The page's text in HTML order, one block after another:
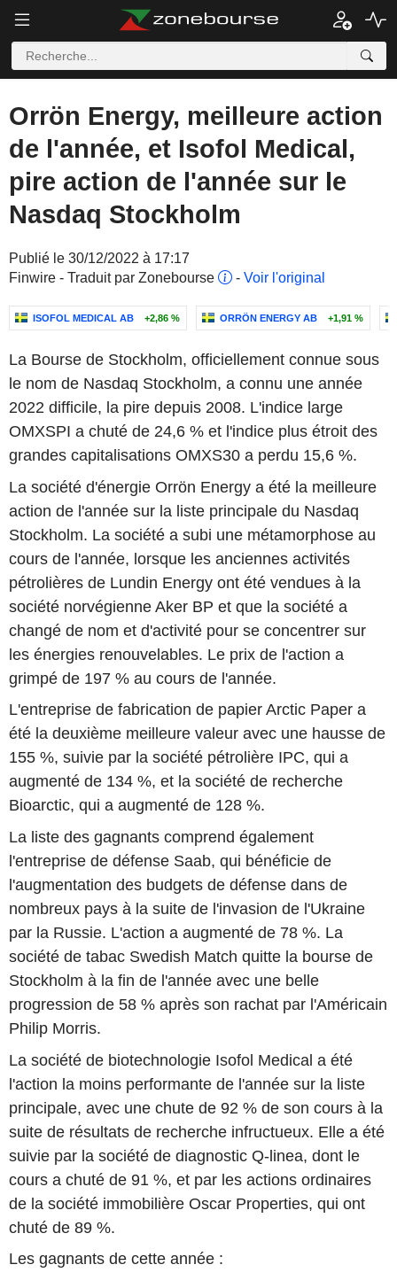
Orrön Energy, meilleure action
de l'année, et Isofol Medical,
pire action de l'année sur le
Nasdaq Stockholm
Publié le 30/12/2022 à 17:17
Finwire - Traduit par Zonebourse
- Voir l'original
ISOFOL MEDICAL AB +2,86 % ORRÖN ENERGY AB +1,91 %
La Bourse de Stockholm, officiellement connue sous
le nom de Nasdaq Stockholm, a connu une année
2022 difficile, la pire depuis 2008. L'indice large
OMXSPI a chuté de 24,6 % et l'indice plus étroit des
grandes capitalisations OMXS30 a perdu 15,6 %.
La société d'énergie Orrön Energy a été la meilleure
action de l'année sur la liste principale du Nasdaq
Stockholm. La société a subi une métamorphose au
cours de l'année, lorsque les anciennes activités
pétrolières de Lundin Energy ont été vendues à la
société norvégienne Aker BP et que la société a
changé de nom et d'activité pour se concentrer sur
les énergies renouvelables. Le prix de l'action a
grimpé de 197 % au cours de l'année.
L'entreprise de fabrication de papier Arctic Paper a
été la deuxième meilleure valeur avec une hausse de
155 %, suivie par la société pétrolière IPC, qui a
augmenté de 134 %, et la société de recherche
Bioarctic, qui a augmenté de 128 %.
La liste des gagnants comprend également
l'entreprise de défense Saab, qui bénéficie de
l'augmentation des budgets de défense dans de
nombreux pays à la suite de l'invasion de l'Ukraine
par la Russie. L'action a augmenté de 78 %. La
société de tabac Swedish Match quitte la bourse de
Stockholm à la fin de l'année avec une belle
progression de 58 % après son rachat par l'Américain
Philip Morris.
La société de biotechnologie Isofol Medical a été
l'action la moins performante de l'année sur la liste
principale, avec une chute de 92 % de son cours à la
suite de résultats de recherche infructueux. Elle a été
suivie par la société de diagnostic Q-linea, dont le
cours a chuté de 91 %, et par les actions ordinaires
de la société immobilière Oscar Properties, qui ont
chuté de 89 %.
Les gagnants de cette année :